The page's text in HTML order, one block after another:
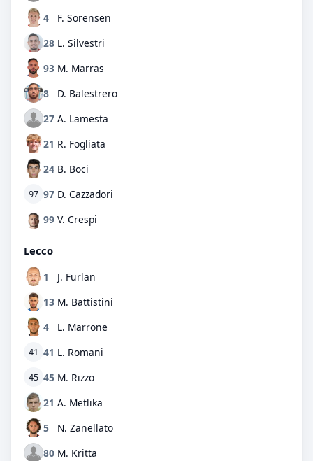
4
F. Sorensen
28 L. Silvestri
93 M. Marras
8
D. Balestrero
27 A. Lamesta
21 R. Fogliata
24 B. Boci
97 97 D. Cazzadori
99 V. Crespi
Lecco
1
J. Furlan
13 M. Battistini
4
L. Marrone
41 41 L. Romani
45 45 M. Rizzo
21 A. Metlika
5
N. Zanellato
80 M. Kritta